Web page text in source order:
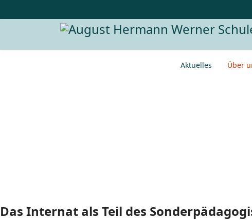
Aktuelles Über
Das Internat als Teil des